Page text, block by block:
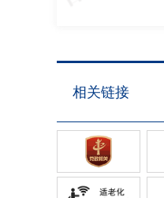
相关链接